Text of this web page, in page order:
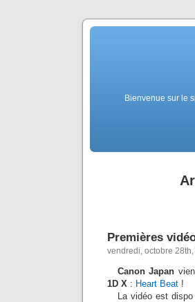
Bienvenue sur le
Premières
vendredi, octobre 28th,
Canon Japan
1D X : Heart Beat !
La vidéo est